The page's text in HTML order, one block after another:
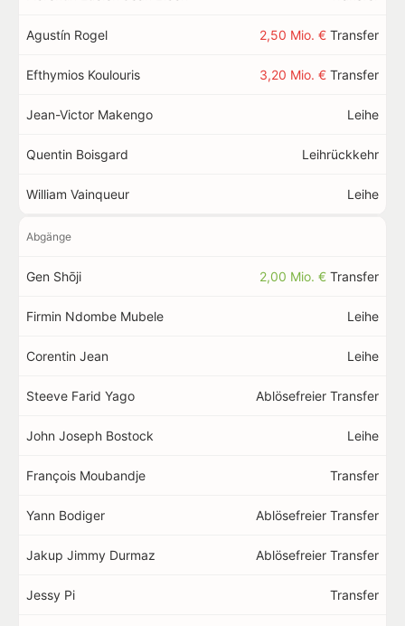
Agustín Rogel 2,50 Mio. € Transfer
Efthymios Koulouris 3,20 Mio. € Transfer
Jean-Victor Makengo Leihe
Quentin Boisgard Leihrückkehr
William Vainqueur Leihe
Abgänge
Gen Shōji 2,00 Mio. € Transfer
Firmin Ndombe Mubele Leihe
Corentin Jean Leihe
Steeve Farid Yago Ablösefreier Transfer
John Joseph Bostock Leihe
François Moubandje Transfer
Yann Bodiger Ablösefreier Transfer
Jakup Jimmy Durmaz Ablösefreier Transfer
Jessy Pi Transfer